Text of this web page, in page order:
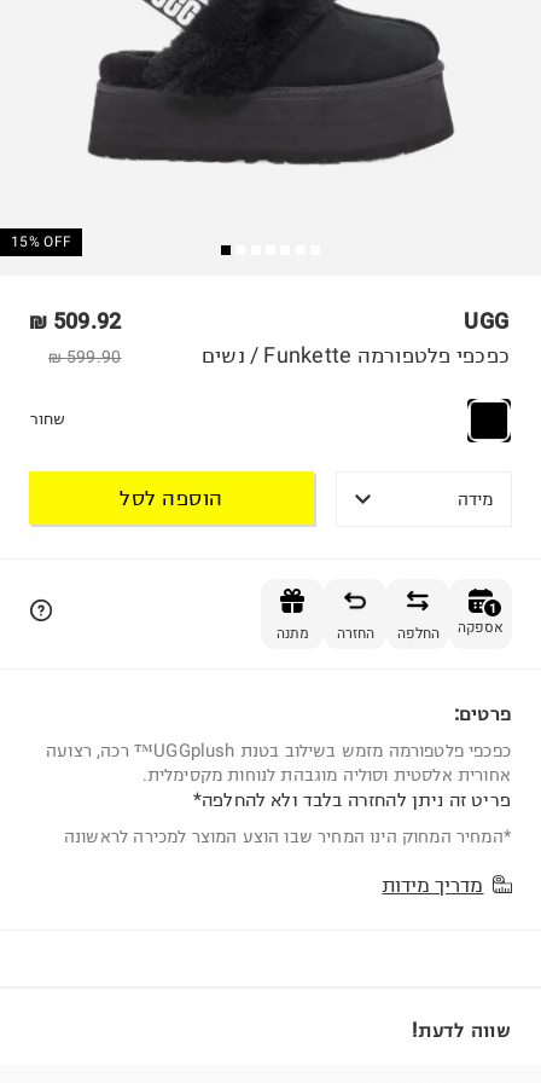
15% OFF
UGG
509.92 ₪
599.90 ₪ כפכפי פלטפורמה Funkette / נשים
שחור
מידה הוספה לסל
1
אספקה החלפה החזרה מתנה
פרטים:
כפכפי פלטפורמה מזמש בשילוב בטנת UGGplush™ רכה, רצועה
אחורית אלסטית וסוליה מוגבהת לנוחות מקסימלית.
פריט זה ניתן להחזרה בלבד ולא להחלפה*
*המחיר המחוק הינו המחיר שבו הוצע המוצר למכירה לראשונה
מדריך מידות
שווה לדעת!